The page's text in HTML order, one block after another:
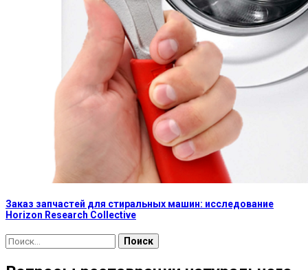
Заказ запчастей для стиральных машин: исследование
Horizon Research Collective
Найти: